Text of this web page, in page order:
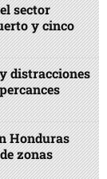
sector
y cinco
distracciones
Honduras
zonas